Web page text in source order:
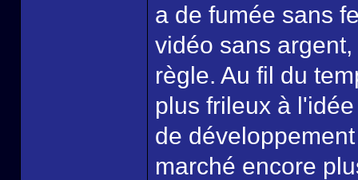
a de fumée sans
vidéo sans
règle. Au fil du
plus frileux à
de
marché encore